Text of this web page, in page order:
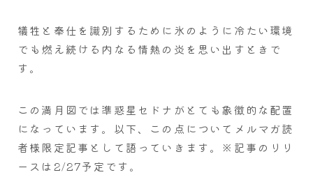
犠牲と奉仕を識別するために氷のように冷たい環境
でも燃え続ける内なる情熱の炎を思い出すときで
す。
この満月図では準惑星セドナがとても象徴的な配置
になっています。以下、この点についてメルマガ読
者様限定記事として語っていきます。※記事のリリ
ースは2/27予定です。